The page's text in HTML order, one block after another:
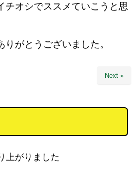
チオシでススメていこうと思
りがとうございました。
Next »
上がりました